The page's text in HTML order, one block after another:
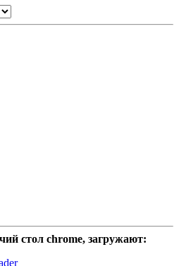
стол chrome, загружают: